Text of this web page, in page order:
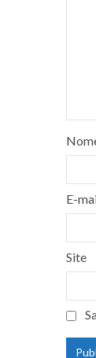
E-
Site